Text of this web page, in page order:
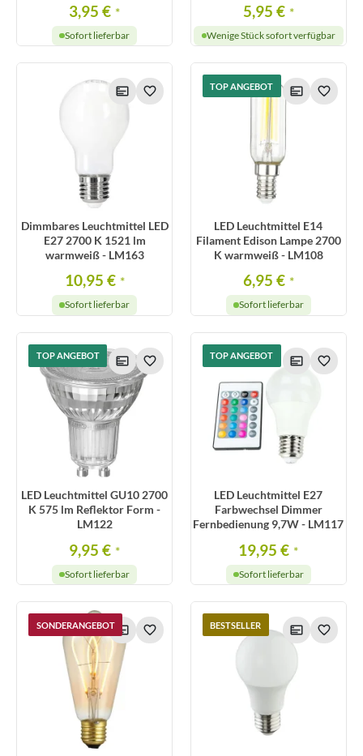
3,95 € *
Sofort lieferbar
5,95 € *
Wenige Stück sofort verfügbar
Dimmbares Leuchtmittel LED
E27 2700 K 1521 lm
warmweiß - LM163
10,95 € *
Sofort lieferbar
TOP ANGEBOT
LED Leuchtmittel E14
Filament Edison Lampe 2700
K warmweiß - LM108
6,95 € *
Sofort lieferbar
TOP ANGEBOT
LED Leuchtmittel GU10 2700
K 575 lm Reflektor Form -
LM122
9,95 € *
Sofort lieferbar
TOP ANGEBOT
LED Leuchtmittel E27
Farbwechsel Dimmer
Fernbedienung 9,7W - LM117
19,95 € *
Sofort lieferbar
SONDERANGEBOT BESTSELLER